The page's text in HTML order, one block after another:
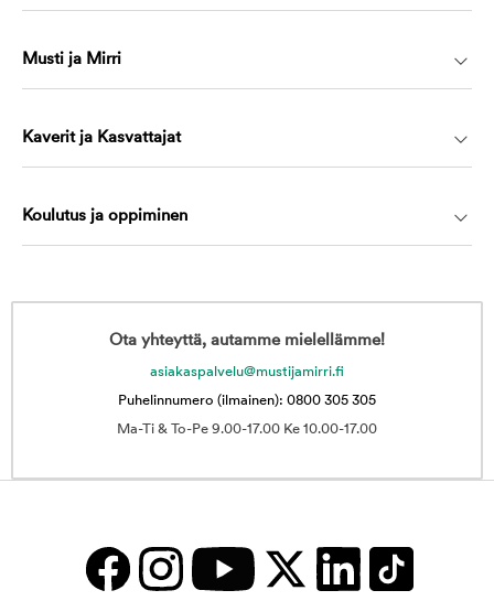
Musti ja Mirri
Kaverit ja Kasvattajat
Koulutus ja oppiminen
Ota yhteyttä, autamme mielellämme!
asiakaspalvelu@mustijamirri.fi
Puhelinnumero (ilmainen): 0800 305 305
Ma-Ti & To-Pe 9.00-17.00 Ke 10.00-17.00